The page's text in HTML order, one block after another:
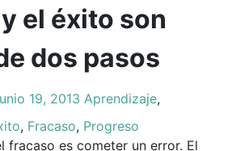
el éxito son
dos pasos
19, 2013 Posted
Aprendizaje,
, Fracaso, Progreso
fracaso es cometer un error. El